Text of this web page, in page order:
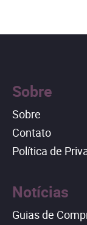
Sobre
Sobre
Contato
Política de
Notícias
Guias de